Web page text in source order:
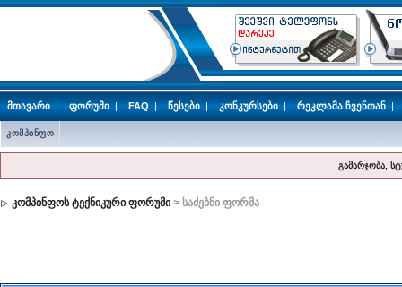
მთავარი| ფორუმი| FAQ| წესები| კონკურსები| რეკლამა ჩვენთან|
კომპინფო
გამარჯობა,
კომპინფოს ტექნიკური ფორუმი > საძებნი ფორმა